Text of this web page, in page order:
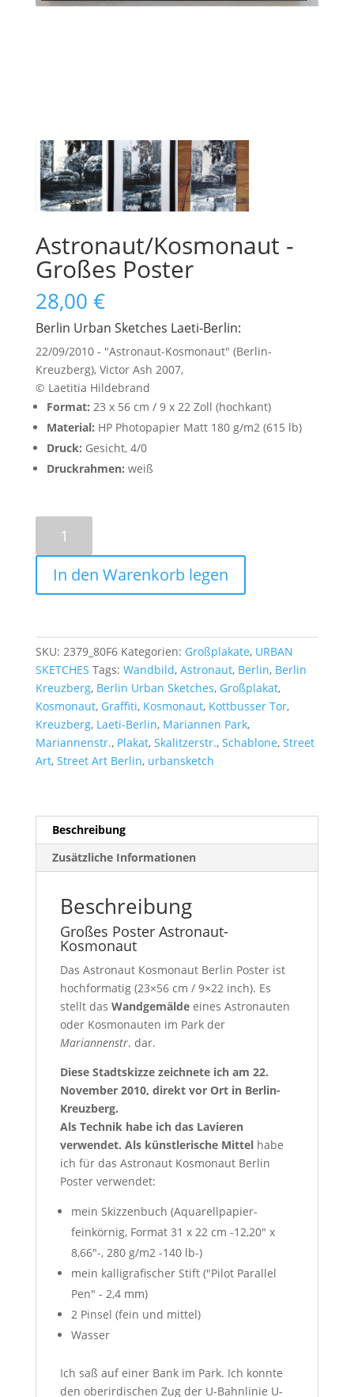
Astronaut/Kosmonaut -
Großes Poster
28,00 €
Berlin Urban Sketches Laeti-Berlin:
22/09/2010 - "Astronaut-Kosmonaut" (Berlin-
Kreuzberg), Victor Ash 2007,
© Laetitia Hildebrand
Format: 23 x 56 cm / 9 x 22 Zoll (hochkant)
Material: HP Photopapier Matt 180 g/m2 (615 lb)
Druck: Gesicht, 4/0
Druckrahmen: weiß
Große
Postermenge
In den Warenkorb legen
SKU: 2379_80F6 Kategorien: Großplakate, URBAN
SKETCHES Tags: Wandbild, Astronaut, Berlin, Berlin
Kreuzberg, Berlin Urban Sketches, Großplakat,
Kosmonaut, Graffiti, Kosmonaut, Kottbusser Tor,
Kreuzberg, Laeti-Berlin, Mariannen Park,
Mariannenstr., Plakat, Skalitzerstr., Schablone, Street
Art, Street Art Berlin, urbansketch
Beschreibung
Zusätzliche Informationen
Beschreibung
Großes Poster Astronaut-
Kosmonaut
Das Astronaut Kosmonaut Berlin Poster ist
hochformatig (23×56 cm / 9×22 inch). Es
stellt das Wandgemäldeeines Astronauten
oder Kosmonauten im Park der
Mariannenstr. dar.
Diese Stadtskizze zeichnete ich am 22.
November 2010, direkt vor Ort in Berlin-
Kreuzberg.
Als Technik habe ich das Lavieren
verwendet. Alskünstlerische Mittelhabe
ich für das Astronaut Kosmonaut Berlin
Poster verwendet:
mein Skizzenbuch (Aquarellpapier-
feinkörnig, Format 31 x 22 cm -12,20″ x
8,66″-, 280 g/m2 -140 lb-)
mein kalligrafischer Stift ("Pilot Parallel
Pen" - 2,4 mm)
2 Pinsel (fein und mittel)
Wasser
Ich saß auf einer Bank im Park. Ich konnte
den oberirdischen Zug der U-Bahnlinie U-